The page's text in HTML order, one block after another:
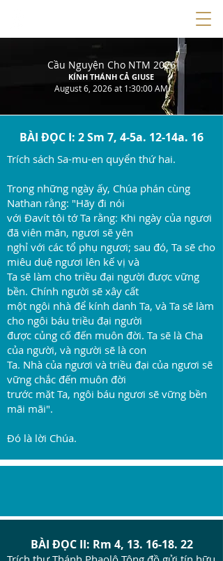
Cầu Nguyện Cho NTM 2026
KÍNH THÁNH CẢ GIUSE
August 6, 2026 at 1:30:00 AM
BÀI ĐỌC I: 2 Sm 7, 4-5a. 12-14a. 16
Trích sách Sa-mu-en quyển thứ hai.
Trong những ngày ấy, Chúa phán cùng
Nathan rằng: "Hãy đi nói
với Đavít tôi tớ Ta rằng: Khi ngày của ngươi
đã viên mãn, ngươi sẽ yên
nghỉ với các tổ phụ ngươi; sau đó, Ta sẽ cho
miêu duệ ngươi lên kế vị và
Ta sẽ làm cho triều đại người được vững
bền. Chính người sẽ xây cất
một ngôi nhà để kính danh Ta, và Ta sẽ làm
cho ngôi báu triều đại người
được củng cố đến muôn đời. Ta sẽ là Cha
của người, và người sẽ là con
Ta. Nhà của ngươi và triều đại của ngươi sẽ
vững chắc đến muôn đời
trước mặt Ta, ngôi báu ngươi sẽ vững bền
mãi mãi".
Đó là lời Chúa.
BÀI ĐỌC II: Rm 4, 13. 16-18. 22